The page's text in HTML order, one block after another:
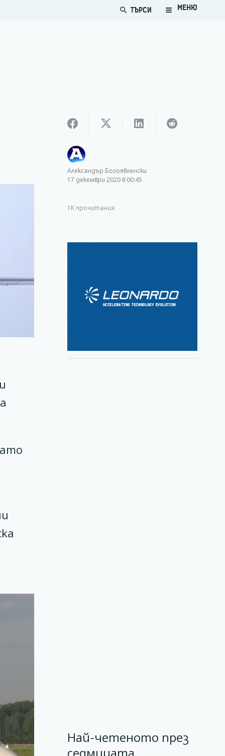
search ТЪРСИ МЕНЮ
Александър Богоявленски
17 декември 2020 в 00:45
1K прочитания
Най-четеното през